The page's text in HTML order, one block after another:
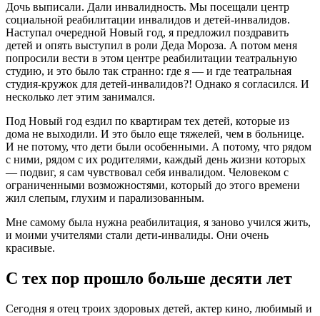
Дочь выписали. Дали инвалидность. Мы посещали центр
социальной реабилитации инвалидов и детей-инвалидов.
Наступал очередной Новый год, я предложил поздравить
детей и опять выступил в роли Деда Мороза. А потом меня
попросили вести в этом центре реабилитации театральную
студию, и это было так странно: где я — и где театральная
студия-кружок для детей-инвалидов?! Однако я согласился. И
несколько лет этим занимался.
Под Новый год ездил по квартирам тех детей, которые из
дома не выходили. И это было еще тяжелей, чем в больнице.
И не потому, что дети были особенными. А потому, что рядом
с ними, рядом с их родителями, каждый день жизни которых
— подвиг, я сам чувствовал себя инвалидом. Человеком с
ограниченными возможностями, который до этого времени
жил слепым, глухим и парализованным.
Мне самому была нужна реабилитация, я заново учился жить,
и моими учителями стали дети-инвaлиды. Они очень
красивые.
С тех пор прошло больше десяти лет
Сегодня я отец троих здоровых детей, актер кино, любимый и